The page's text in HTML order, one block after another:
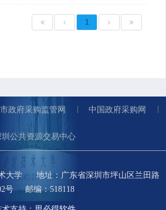
1
政府采购监管网 中国政府采购网
圳公共资源交易中心
大学
地址：广东省深圳市坪山区兰田路
号
邮编：518118